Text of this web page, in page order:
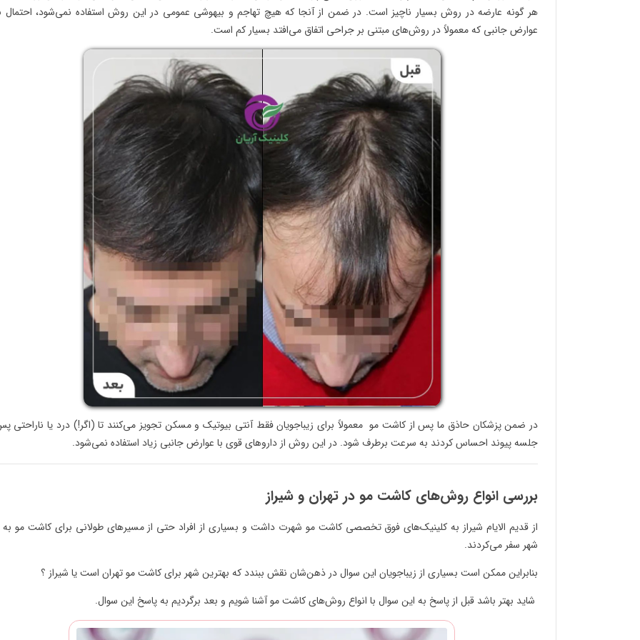
هر گونه عارضه در روش بسیار ناچیز است. در ضمن از آنجا که هیچ تهاجم و بیهوشی عمومی در این روش استفاده نمی‌شود، احتمال
عوارض جانبی که معمولاً در روش‌های مبتنی بر جراحی اتفاق می‌افتد بسیار کم است.
در ضمن پزشکان حاذق ما پس از کاشت مو معمولاً برای زیباجویان فقط آنتی بیوتیک و مسکن تجویز می‌کنند تا (اگر!) درد یا ناراحتی
جلسه پیوند احساس کردند به سرعت برطرف شود. در این روش از داروهای قوی با عوارض جانبی زیاد استفاده نمی‌شود.
بررسی انواع روش‌های کاشت مو در تهران و شیراز
از قدیم‌ الایام شیراز به کلینیک‌های فوق تخصصی کاشت مو شهرت داشت و بسیاری از افراد حتی از مسیرهای طولانی برای کاشت مو به
شهر سفر می‌کردند.
بنابراین ممکن است بسیاری از زیباجویان این سوال در ذهن‌شان نقش ببندد که بهترین شهر برای کاشت مو تهران است یا شیراز ؟
شاید بهتر باشد قبل از پاسخ به این سوال با انواع روش‌های کاشت مو آشنا شویم و بعد برگردیم به پاسخ این سوال.